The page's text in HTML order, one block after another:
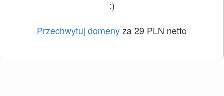
:)
Przechwytuj domenyza 29 PLN netto